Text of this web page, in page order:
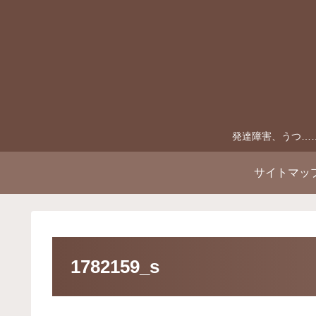
発達障害、うつ
サイトマッ
1782159_s